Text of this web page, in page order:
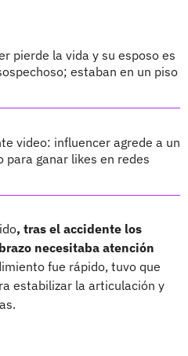
pierde la vida y su esposo es
estaban en un piso
video: influencer agrede a un
para ganar likes en redes
, tras el accidente los
necesitaba atención
fue rápido, tuvo que
estabilizar la articulación y